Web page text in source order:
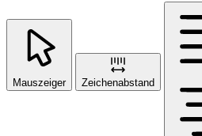
Mauszeiger Zeichenabstand